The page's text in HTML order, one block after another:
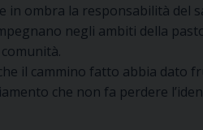
ombra la responsabilità del
negli ambiti della
il cammino fatto abbia dato
che non fa perdere